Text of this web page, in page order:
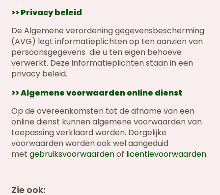
>> Privacy beleid
De Algemene verordening gegevensbescherming
(AVG) legt informatieplichten op ten aanzien van
persoonsgegevens die u ten eigen behoeve
verwerkt. Deze informatieplichten staan in een
privacy beleid.
>> Algemene voorwaarden online dienst
Op de overeenkomsten tot de afname van een
online dienst kunnen algemene voorwaarden van
toepassing verklaard worden. Dergelijke
voorwaarden worden ook wel aangeduid
metgebruiksvoorwaardenof licentievoorwaarden.
Zie ook: